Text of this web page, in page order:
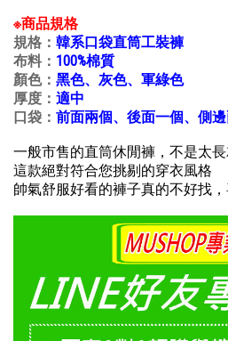
※商品規格
規格： 韓系口袋直筒工裝褲
布料： 100%棉質
顏色： 黑色、灰色、軍綠色
厚度： 適中
口袋： 前面兩個、後面一個、側
一般市售的直筒休閒褲，不是太
這款絕對符合您挑剔的穿衣風格
帥氣舒服好看的褲子真的不好找